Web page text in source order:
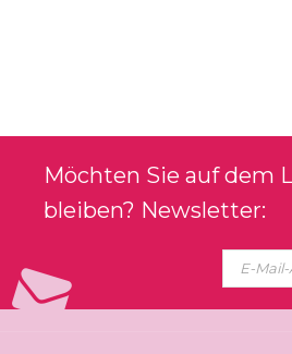
Möchten Sie auf dem
bleiben? Newsletter: